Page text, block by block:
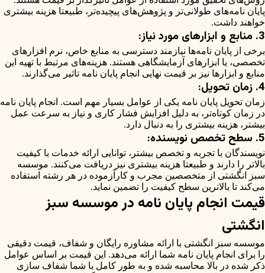
پایان نامه‌های طولانی‌تر و پژوهش‌های پیچیده‌تر، طبیعتا هزینه بیشتری
خواهند داشت.
3. منابع و ابزارهای مورد نیاز:
برخی از پایان نامه‌ها نیازمند دسترسی به منابع خاص، نرم افزارهای
تخصصی، یا ابزارهای آزمایشگاهی هستند. هزینه‌های مرتبط با تهیه این
منابع و ابزارها نیز بر قیمت نهایی انجام پایان نامه تاثیر می‌گذارند.
4. زمان تحویل:
زمان تحویل پایان نامه یکی از عوامل بسیار مهم است. انجام پایان نامه
در زمان کوتاه‌تر، به دلیل افزایش فشار کاری و نیاز به سرعت عمل
بیشتر، هزینه بیشتری را به دنبال دارد.
5. سطح تخصص نویسنده:
نویسندگان با تجربه و تخصص بیشتر، توانایی ارائه خدمات با کیفیت
بالاتر را دارند و طبیعتا هزینه بیشتری نیز دریافت می‌کنند. موسسه
سبز انگشتی از متخصصین مجرب و کارآزموده در هر رشته استفاده
می‌کند تا بالاترین سطح کیفیت را تضمین نماید.
قیمت انجام پایان نامه در موسسه سبز
انگشتی
موسسه سبز انگشتی با ارائه مشاوره رایگان و شفاف، قیمت دقیقی
را برای انجام پایان نامه شما ارائه می‌دهد. این قیمت بر اساس عوامل
ذکر شده در بالا محاسبه شده و به طور کامل با شما شفاف سازی